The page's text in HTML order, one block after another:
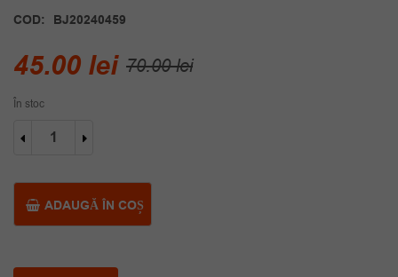
COD: BJ20240459
70.00leiPrețul
45.00 lei
Prețul
În stoc
Cantitate
Brățară
placată
cu
ADAUGĂ ÎN COȘ